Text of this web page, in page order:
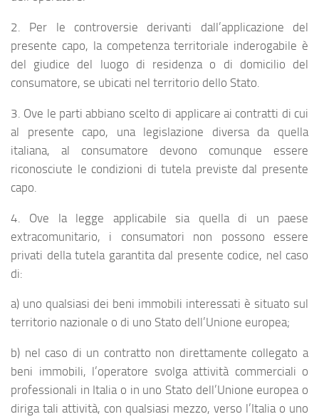
2. Per le controversie derivanti dall’applicazione del
presente capo, la competenza territoriale inderogabile è
del giudice del luogo di residenza o di domicilio del
consumatore, se ubicati nel territorio dello Stato.
3. Ove le parti abbiano scelto di applicare ai contratti di cui
al presente capo, una legislazione diversa da quella
italiana, al consumatore devono comunque essere
riconosciute le condizioni di tutela previste dal presente
capo.
4. Ove la legge applicabile sia quella di un paese
extracomunitario, i consumatori non possono essere
privati della tutela garantita dal presente codice, nel caso
di:
a) uno qualsiasi dei beni immobili interessati è situato sul
territorio nazionale o di uno Stato dell’Unione europea;
b) nel caso di un contratto non direttamente collegato a
beni immobili, l’operatore svolga attività commerciali o
professionali in Italia o in uno Stato dell’Unione europea o
diriga tali attività, con qualsiasi mezzo, verso l’Italia o uno